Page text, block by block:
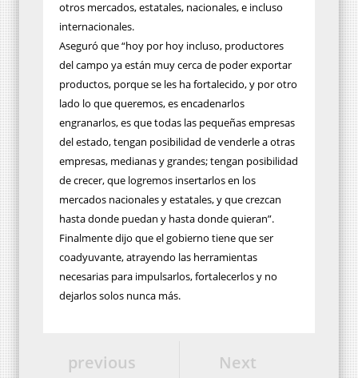
otros mercados, estatales, nacionales, e incluso
internacionales.
Aseguró que “hoy por hoy incluso, productores
del campo ya están muy cerca de poder exportar
productos, porque se les ha fortalecido, y por otro
lado lo que queremos, es encadenarlos
engranarlos, es que todas las pequeñas empresas
del estado, tengan posibilidad de venderle a otras
empresas, medianas y grandes; tengan posibilidad
de crecer, que logremos insertarlos en los
mercados nacionales y estatales, y que crezcan
hasta donde puedan y hasta donde quieran”.
Finalmente dijo que el gobierno tiene que ser
coadyuvante, atrayendo las herramientas
necesarias para impulsarlos, fortalecerlos y no
dejarlos solos nunca más.
Next
previous